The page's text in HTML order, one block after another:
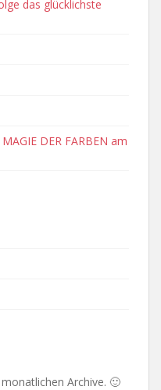
das glücklichste
DER FARBEN am
Archive. 🙂